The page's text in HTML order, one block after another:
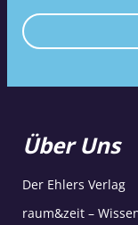
Über Uns
Der Ehlers Verlag
raum&zeit –